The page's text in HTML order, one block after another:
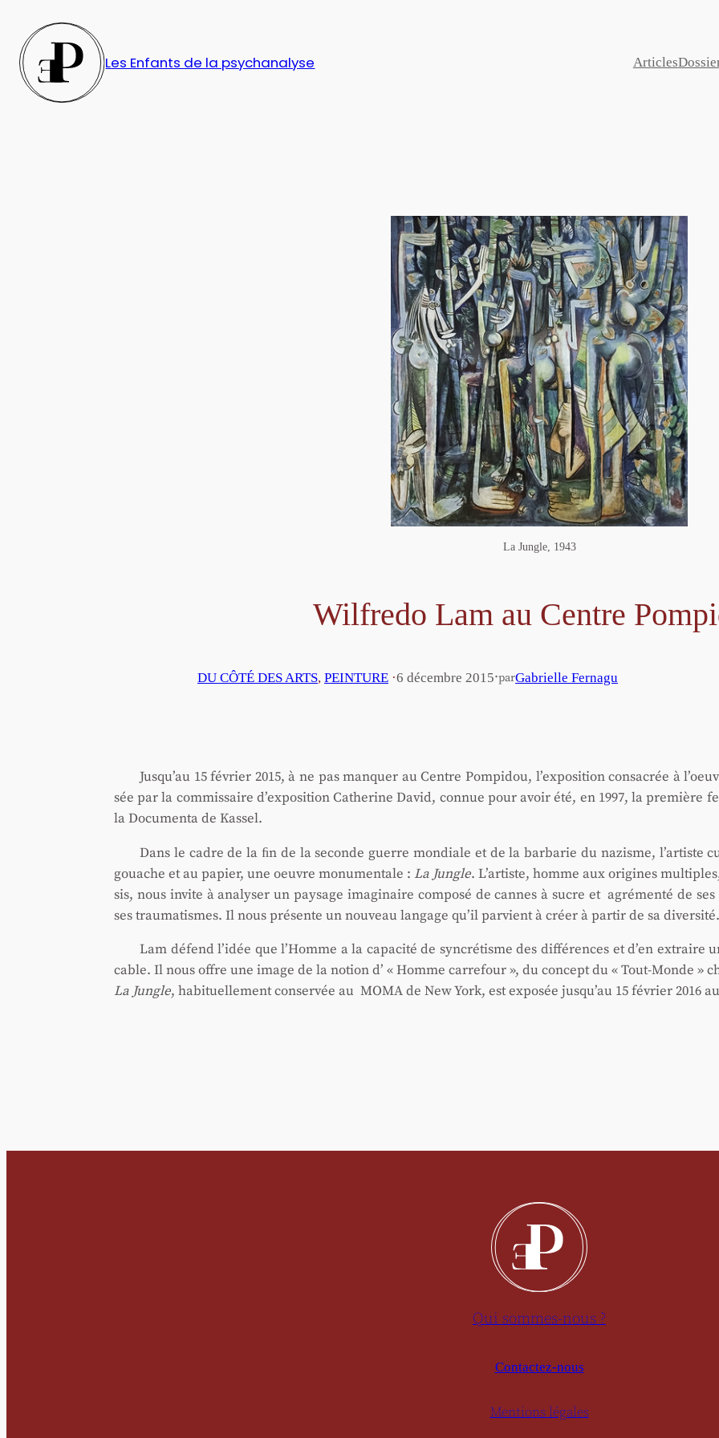
contenu
Les Enfants de la psychanalyse Articles
La Jungle, 1943
Wilfredo Lam au Centre
DU CÔTÉ DES ARTS, PEINTURE ·6 décembre 2015·parGabrielle Fernagu
Jusqu’au 15 février 2015, à ne pas man­quer au Centre Pom­pi­dou, l’exposition consa­crée à
sée par la com­mis­saire d’exposition Cathe­rine David, connue pour avoir été, en 1997, la pre­mière
la Docu­men­ta de Kas­sel.
Dans le cadre de la ﬁn de la seconde guerre mon­diale et de la bar­ba­rie du nazisme, l’artiste
gouache et au papier, une oeuvre monu­men­tale : La Jungle. L’artiste, homme aux ori­gines
sis, nous invite à ana­ly­ser un pay­sage ima­gi­naire com­po­sé de cannes à sucre et agré­men­té de
ses trau­ma­tismes. Il nous pré­sente un nou­veau lan­gage qu’il par­vient à créer à par­tir de sa diver­si­té.
Lam défend l’idée que l’Homme a la capa­ci­té de syn­cré­tisme des dif­fé­rences et d’en
cable. Il nous offre une image de la notion d’ « Homme car­re­four », du concept du « Tout-Monde »
La Jungle, habi­tuel­le­ment conser­vée au MOMA de New York, est expo­sée jusqu’au 15 février 2016
Qui sommes-nous ?
Contactez-nous
Mentions légales